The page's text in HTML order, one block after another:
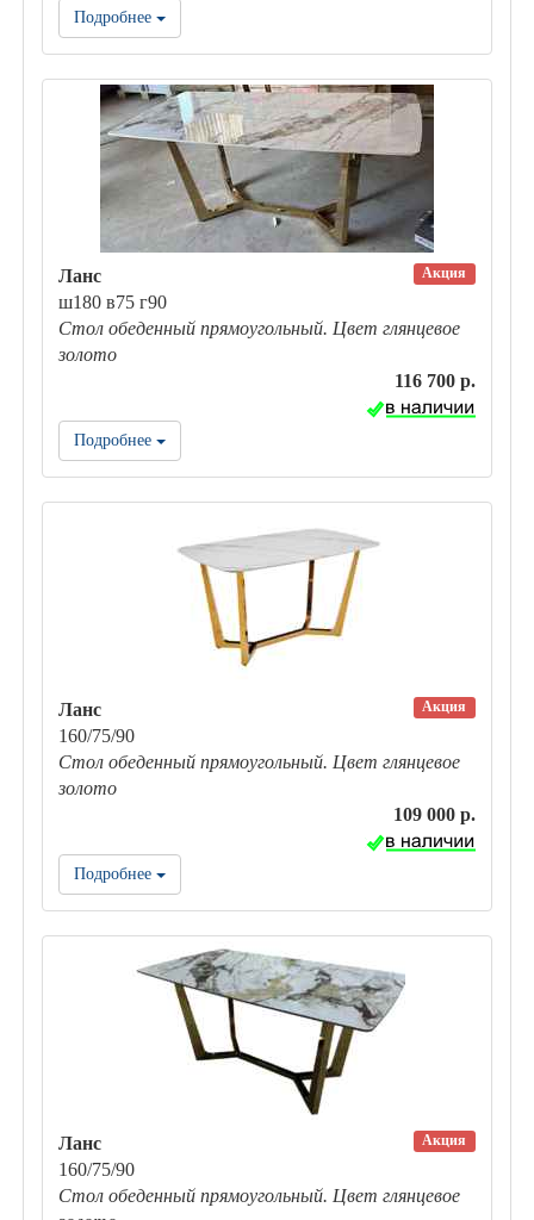
Подробнее
Акция
Ланс
ш180 в75 г90
Стол обеденный прямоугольный. Цвет глянцевое
золото
116 700 р.
Подробнее
Акция
Ланс
160/75/90
Стол обеденный прямоугольный. Цвет глянцевое
золото
109 000 р.
Подробнее
Акция
Ланс
160/75/90
Стол обеденный прямоугольный. Цвет глянцевое